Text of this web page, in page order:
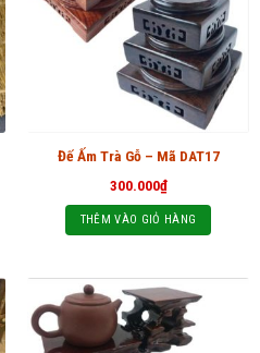
Đế Ấm Trà Gỗ – Mã DAT17
300.000₫
THÊM VÀO GIỎ HÀNG